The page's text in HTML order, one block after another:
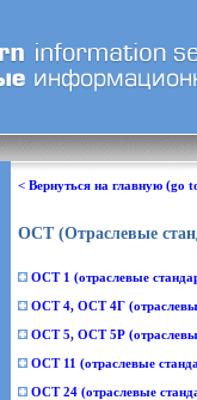
< Вернуться на главную (go
ОСТ (Отраслевые
ОСТ 1 (отраслевые
ОСТ 4, ОСТ 4Г
ОСТ 5, ОСТ 5Р
ОСТ 11 (отраслевые
ОСТ 24 (отраслевые